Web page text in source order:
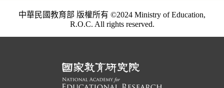
中華民國教育部 版權所有 ©2024 Ministry of Education,
R.O.C. All rights reserved.